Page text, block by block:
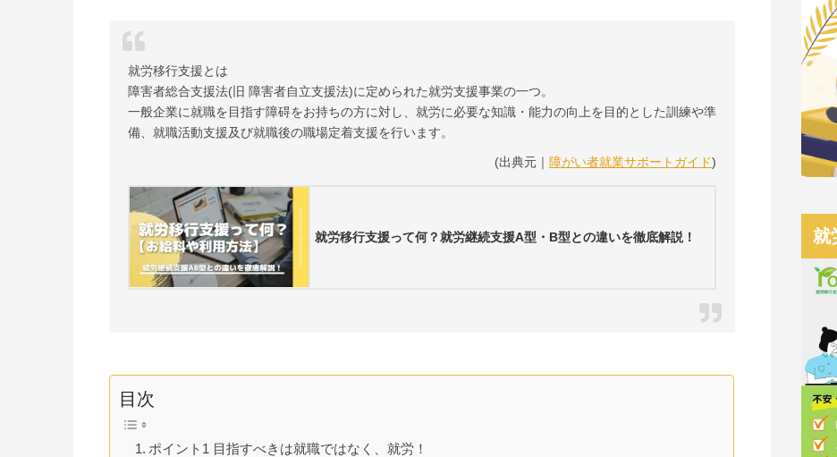
就労移行支援とは
障害者総合支援法(旧 障害者自立支援法)に定められた就労支援事業の一つ。
一般企業に就職を目指す障碍をお持ちの方に対し、就労に必要な知識・能力の向上を目的とした訓練や準
備、就職活動支援及び就職後の職場定着支援を行います。
(出典元｜ 障がい者就業サポートガイド)
就労移行支援って何？就労継続支援A型・B型との違いを徹底解説！
目次
ポイント1 目指すべきは就職ではなく、就労！
就